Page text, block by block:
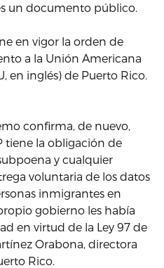
un documento público.
en vigor la orden de
a la Unión Americana
en inglés) de Puerto Rico.
confirma, de nuevo,
tiene la obligación de
y cualquier
voluntaria de los datos
inmigrantes en
gobierno les había
en virtud de la Ley 97 de
Orabona, directora
Rico.